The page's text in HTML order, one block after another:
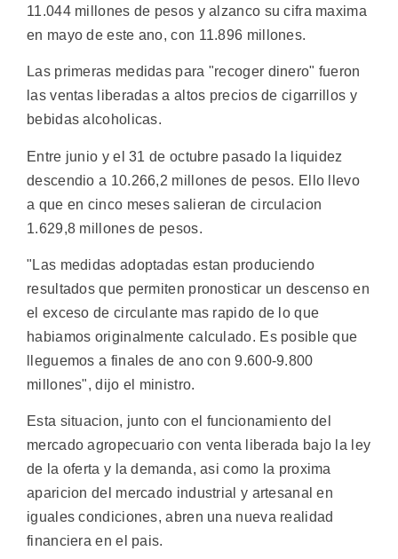
11.044 millones de pesos y alzanco su cifra maxima
en mayo de este ano, con 11.896 millones.
Las primeras medidas para "recoger dinero" fueron
las ventas liberadas a altos precios de cigarrillos y
bebidas alcoholicas.
Entre junio y el 31 de octubre pasado la liquidez
descendio a 10.266,2 millones de pesos. Ello llevo
a que en cinco meses salieran de circulacion
1.629,8 millones de pesos.
"Las medidas adoptadas estan produciendo
resultados que permiten pronosticar un descenso en
el exceso de circulante mas rapido de lo que
habiamos originalmente calculado. Es posible que
lleguemos a finales de ano con 9.600-9.800
millones", dijo el ministro.
Esta situacion, junto con el funcionamiento del
mercado agropecuario con venta liberada bajo la ley
de la oferta y la demanda, asi como la proxima
aparicion del mercado industrial y artesanal en
iguales condiciones, abren una nueva realidad
financiera en el pais.